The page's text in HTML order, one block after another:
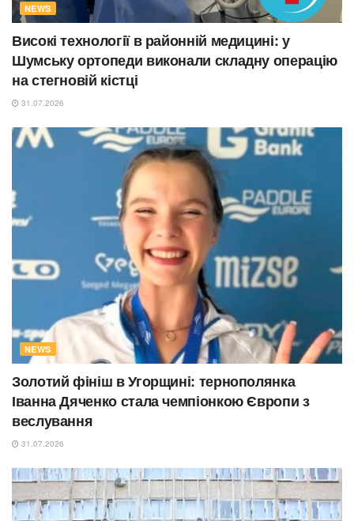
NEWS
Високі технології в районній медицині: у
Шумську ортопеди виконали складну операцію
на стегновій кістці
31.07.2026
NEWS
Золотий фініш в Угорщині: тернополянка
Іванна Дяченко стала чемпіонкою Європи з
веслування
31.07.2026